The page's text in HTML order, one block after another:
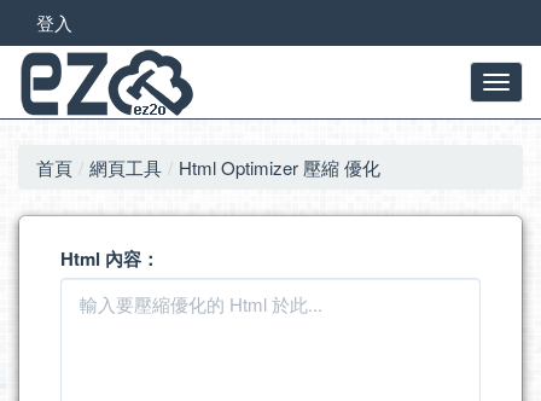
登入
首頁 網頁工具 Html Optimizer 壓縮 優化
Html 內容：